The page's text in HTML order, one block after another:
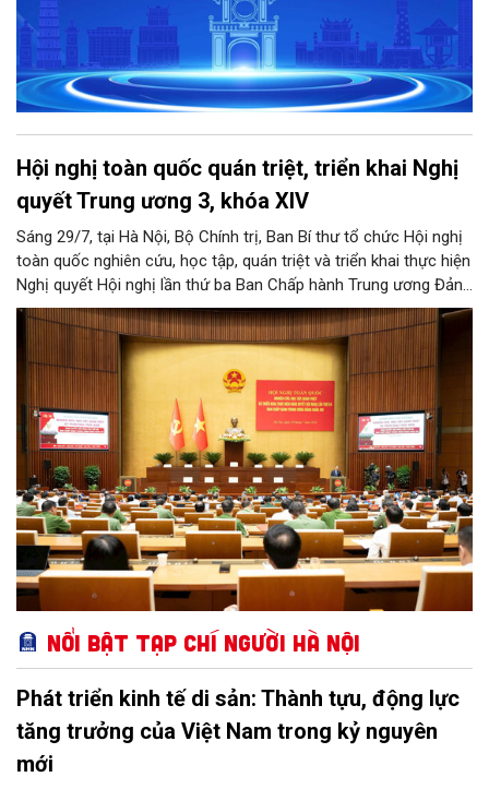
Hội nghị toàn quốc quán triệt, triển khai Nghị
quyết Trung ương 3, khóa XIV
Sáng 29/7, tại Hà Nội, Bộ Chính trị, Ban Bí thư tổ chức Hội nghị
toàn quốc nghiên cứu, học tập, quán triệt và triển khai thực hiện
Nghị quyết Hội nghị lần thứ ba Ban Chấp hành Trung ương Đảng
khóa XIV.
Nổi bật Tạp chí Người Hà Nội
Phát triển kinh tế di sản: Thành tựu, động lực
tăng trưởng của Việt Nam trong kỷ nguyên
mới